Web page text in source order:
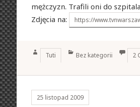
mężczyzn. Trafili oni do
Zdjęcia na:
https://
Author
Tuti Categories
Bez kategorii 2
25 listopad 2009